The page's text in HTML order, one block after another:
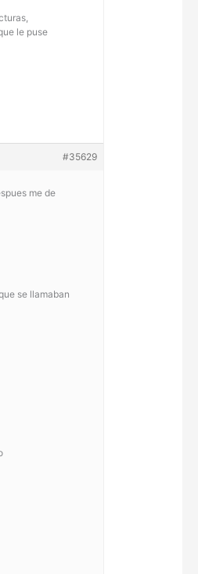
le puse
#35629
me de
se llamaban